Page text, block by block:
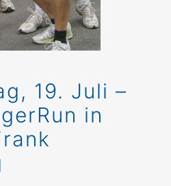
19. Juli –
in